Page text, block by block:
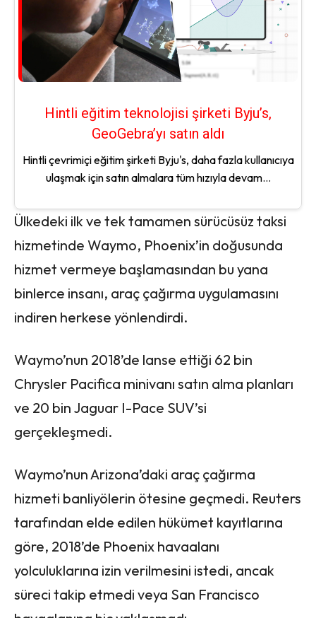
Hintli eğitim teknolojisi şirketi Byju’s,
GeoGebra’yı satın aldı
Hintli çevrimiçi eğitim şirketi Byju's, daha fazla kullanıcıya
ulaşmak için satın almalara tüm hızıyla devam...
Ülkedeki ilk ve tek tamamen sürücüsüz taksi
hizmetinde Waymo, Phoenix’in doğusunda
hizmet vermeye başlamasından bu yana
binlerce insanı, araç çağırma uygulamasını
indiren herkese yönlendirdi.
Waymo’nun 2018’de lanse ettiği 62 bin
Chrysler Pacifica minivanı satın alma planları
ve 20 bin Jaguar I-Pace SUV’si
gerçekleşmedi.
Waymo’nun Arizona’daki araç çağırma
hizmeti banliyölerin ötesine geçmedi. Reuters
tarafından elde edilen hükümet kayıtlarına
göre, 2018’de Phoenix havaalanı
yolculuklarına izin verilmesini istedi, ancak
süreci takip etmedi veya San Francisco